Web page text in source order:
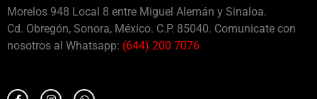
Morelos 948 Local 8 entre Miguel Alemán y Sinaloa.
Cd. Obregón, Sonora, México. C.P. 85040. Comunicate con
nosotros al Whatsapp: (644) 200 7076